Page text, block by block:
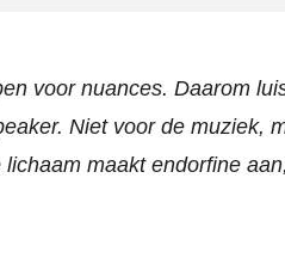
voor nuances. Daarom
Niet voor de muziek,
maakt endorfine